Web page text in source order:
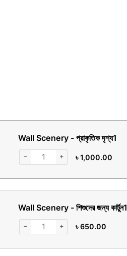
Wall Scenery - প্রাকৃতিক দৃশ্য1
− + ৳1,000.00
Wall Scenery - শিশুদের জন্য কার্টুন1
− + ৳650.00